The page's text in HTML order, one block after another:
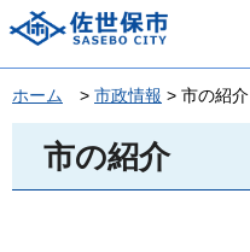
佐世保市
ホーム > 市政情報 > 市の紹介
市の紹介